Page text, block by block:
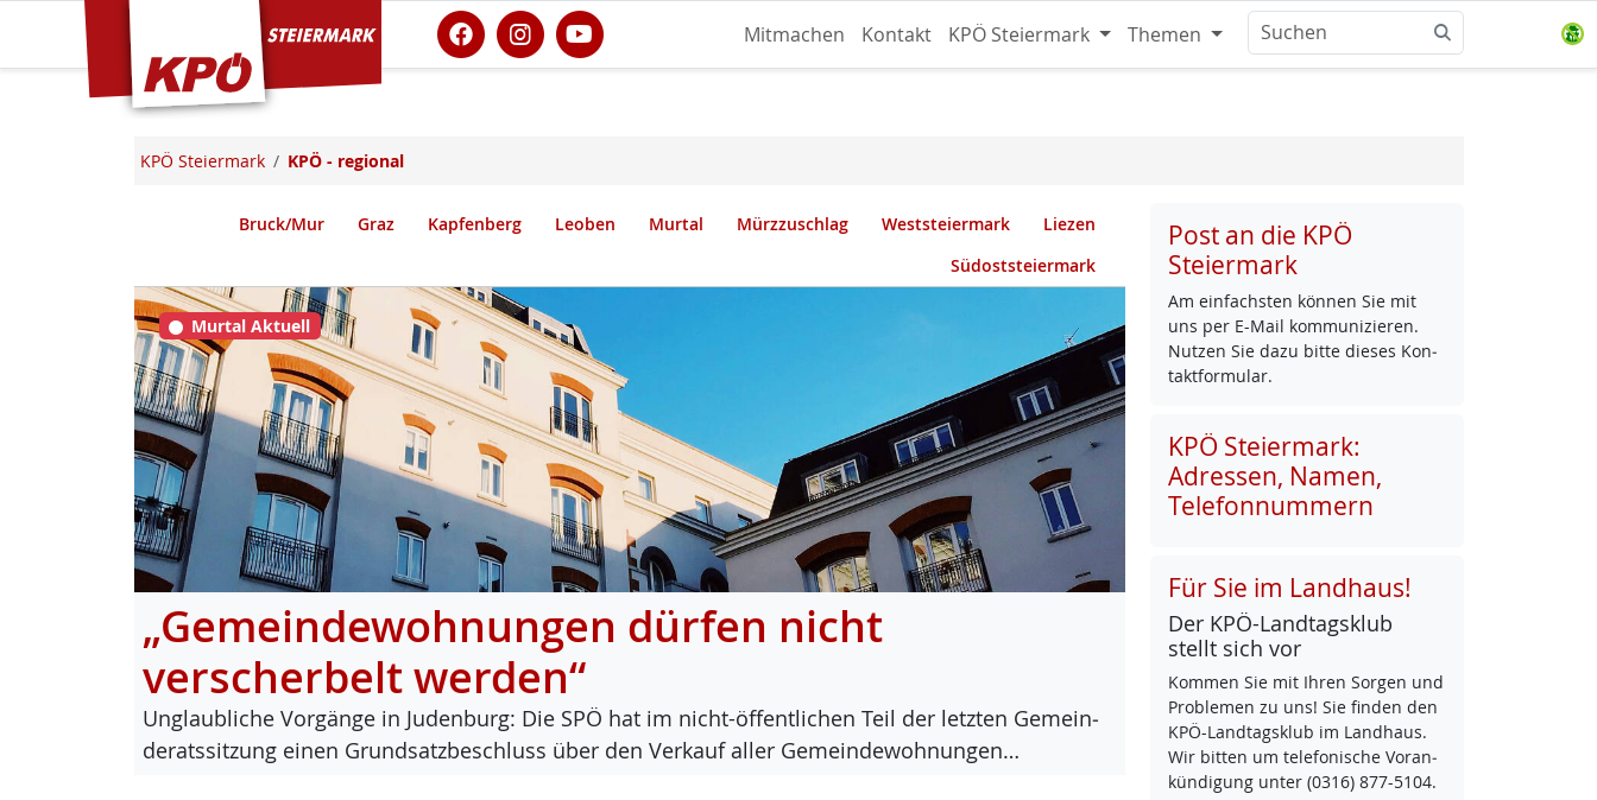
KPÖ Steiermark Mitmachen Kontakt KPÖ Steiermark Themen
KPÖ Steiermark KPÖ - regional
Bruck/Mur Graz Kapfenberg Leoben Murtal Mürzzuschlag Weststeiermark
Liezen
Südoststeiermark
Murtal Aktuell
„Gemeindewohnungen dürfen nicht
verscherbelt werden“
Un­glaub­li­che Vor­gän­ge in Ju­den­burg: Die SPÖ hat im nicht-öf­f­ent­li­chen Teil der letz­ten Ge­mein­
de­rats­sit­zung ei­nen Grund­satz­be­schluss über den Ver­kauf al­ler Ge­mein­de­woh­nun­gen…
Post an die KPÖ
Steiermark
Am ein­fachs­ten kön­nen Sie mit
uns per E-Mail kom­mu­ni­zie­ren.
Nut­zen Sie da­zu bit­te die­ses Kon­
takt­for­mu­lar.
KPÖ Steiermark:
Adressen, Namen,
Telefonnummern
Für Sie im Landhaus!
Der KPÖ-Land­tags­klub
stellt sich vor
Kom­men Sie mit Ih­ren Sor­gen und
Pro­b­le­men zu uns! Sie fin­den den
KPÖ-Land­tags­klub im Land­haus.
Wir bit­ten um te­le­fo­ni­sche Vor­an­
kün­di­gung un­ter (0316) 877-5104.